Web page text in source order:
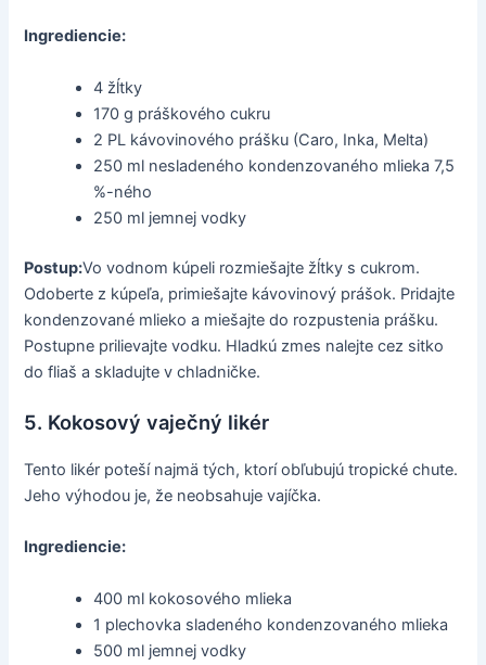
Ingrediencie:
4 žĺtky
170 g práškového cukru
2 PL kávovinového prášku (Caro, Inka, Melta)
250 ml nesladeného kondenzovaného mlieka 7,5
%-ného
250 ml jemnej vodky
Postup:Vo vodnom kúpeli rozmiešajte žĺtky s cukrom.
Odoberte z kúpeľa, primiešajte kávovinový prášok. Pridajte
kondenzované mlieko a miešajte do rozpustenia prášku.
Postupne prilievajte vodku. Hladkú zmes nalejte cez sitko
do fliaš a skladujte v chladničke.
5. Kokosový vaječný likér
Tento likér poteší najmä tých, ktorí obľubujú tropické chute.
Jeho výhodou je, že neobsahuje vajíčka.
Ingrediencie:
400 ml kokosového mlieka
1 plechovka sladeného kondenzovaného mlieka
500 ml jemnej vodky